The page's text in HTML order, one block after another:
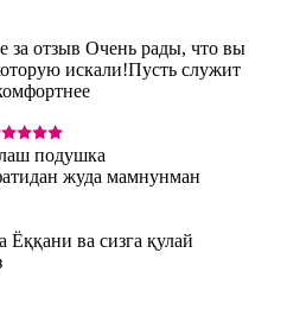
за отзыв Очень рады, что вы
искали!Пусть служит
подушка
жуда мамнунман
Ёққани ва сизга қулай